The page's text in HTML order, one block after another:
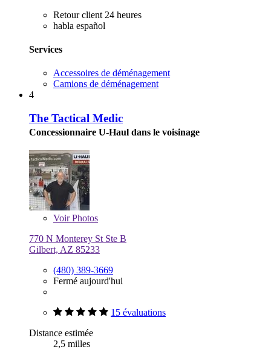
Retour client 24 heures
habla español
Services
Accessoires de déménagement
Camions de déménagement
4
The Tactical Medic
Concessionnaire U-Haul dans le voisinage
VoirPhotos
770 N Monterey St Ste B
Gilbert, AZ 85233
(480) 389-3669
Fermé aujourd'hui
15 évaluations
Distance estimée
2,5 milles